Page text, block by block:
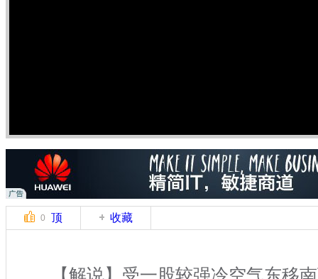
0 顶 收藏
【解说】受一股较强冷空气东移南